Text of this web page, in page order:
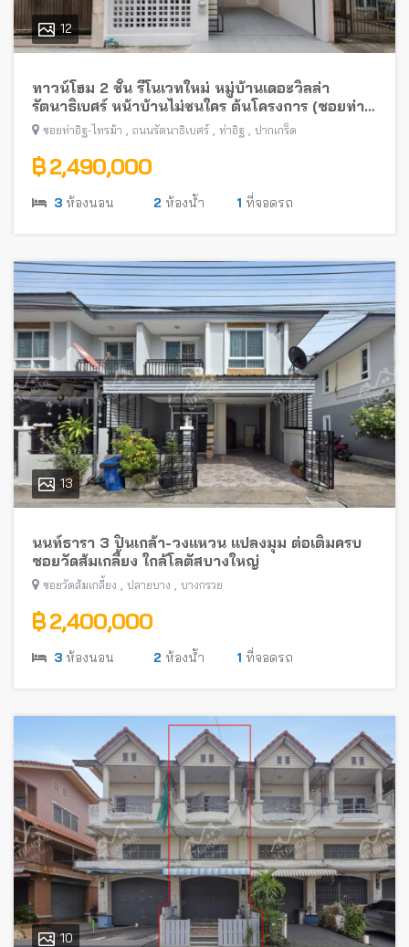
12
ทาวน์โฮม 2 ชั้น รีโนเวทใหม่ หมู่บ้านเดอะวิลล่า
รัตนาธิเบศร์ หน้าบ้านไม่ชนใคร ต้นโครงการ (ซอยท่า
อิฐ-ไทรม้า) พร้อมอยู่ ใกล้รถไฟฟ้าสายสีม่วง
ซอยท่าอิฐ-ไทรม้า , ถนนรัตนาธิเบศร์ , ท่าอิฐ , ปากเกร็ด
฿ 2,490,000
3 ห้องนอน 2 ห้องน้ำ 1 ที่จอดรถ
13
นนท์ธารา 3 ปิ่นเกล้า-วงแหวน แปลงมุม ต่อเติมครบ
ซอยวัดส้มเกลี้ยง ใกล้โลตัสบางใหญ่
ซอยวัดส้มเกลี้ยง ปลายบาง บางกรวย
฿ 2,400,000
3 ห้องนอน 2 ห้องน้ำ 1 ที่จอดรถ
10